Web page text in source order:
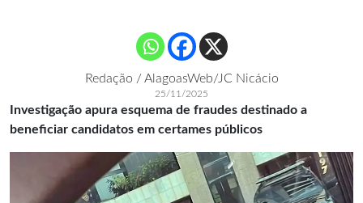
Redação / AlagoasWeb/JC Nicácio
25/11/2025
Investigação apura esquema de fraudes destinado a
beneficiar candidatos em certames públicos